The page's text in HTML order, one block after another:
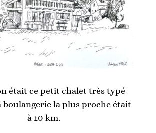
était ce petit chalet très typé
boulangerie la plus proche était
à 10 km.